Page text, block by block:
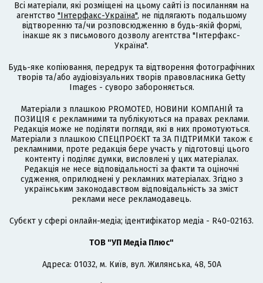
Всі матеріали, які розміщені на цьому сайті із посиланням на
агентство "Інтерфакс-Україна", не підлягають подальшому
відтворенню та/чи розповсюдженню в будь-якій формі,
інакше як з письмового дозволу агентства "Інтерфакс-
Україна".
Будь-яке копіювання, передрук та відтворення фотографічних
творів та/або аудіовізуальних творів правовласника Getty
Images - суворо забороняється.
Матеріали з плашкою PROMOTED, НОВИНИ КОМПАНІЙ та
ПОЗИЦІЯ є рекламними та публікуються на правах реклами.
Редакція може не поділяти погляди, які в них промотуються.
Матеріали з плашкою СПЕЦПРОЄКТ та ЗА ПІДТРИМКИ також є
рекламними, проте редакція бере участь у підготовці цього
контенту і поділяє думки, висловлені у цих матеріалах.
Редакція не несе відповідальності за факти та оціночні
судження, оприлюднені у рекламних матеріалах. Згідно з
українським законодавством відповідальність за зміст
реклами несе рекламодавець.
Cубєкт у сфері онлайн-медіа; ідентифікатор медіа - R40-02163.
ТОВ "УП Медіа Плюс"
Адреса: 01032, м. Київ, вул. Жилянська, 48, 50А